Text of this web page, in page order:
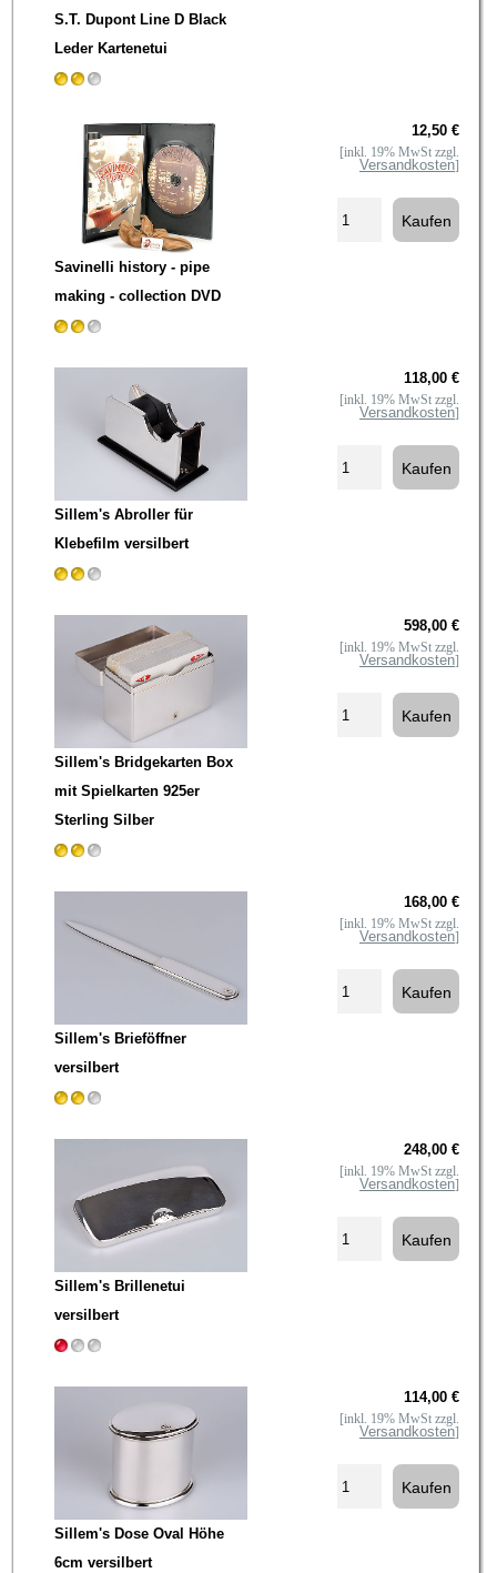
S.T. Dupont Line D Black
Leder Kartenetui
Savinelli history - pipe
making - collection DVD
12,50 €
[inkl. 19% MwSt zzgl.
Versandkosten]
Sillem's Abroller für
Klebefilm versilbert
118,00 €
[inkl. 19% MwSt zzgl.
Versandkosten]
Sillem's Bridgekarten Box
mit Spielkarten 925er
Sterling Silber
598,00 €
[inkl. 19% MwSt zzgl.
Versandkosten]
Sillem's Brieföffner
versilbert
168,00 €
[inkl. 19% MwSt zzgl.
Versandkosten]
Sillem's Brillenetui
versilbert
248,00 €
[inkl. 19% MwSt zzgl.
Versandkosten]
Sillem's Dose Oval Höhe
6cm versilbert
114,00 €
[inkl. 19% MwSt zzgl.
Versandkosten]